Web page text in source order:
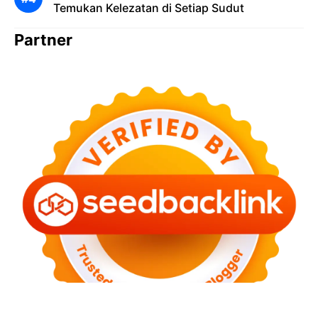
Temukan Kelezatan di Setiap Sudut
Partner